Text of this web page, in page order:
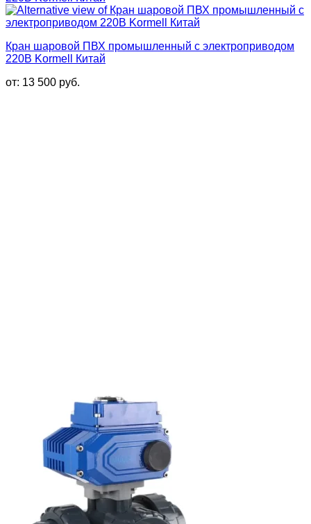
Кран шаровой ПВХ промышленный с электроприводом
220В Kormell Китай
от: 13 500 руб.